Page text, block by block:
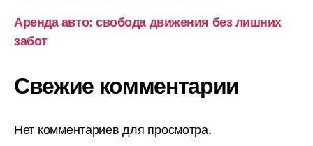
Аренда авто: свобода движения без лишних
забот
Свежие комментарии
Нет комментариев для просмотра.